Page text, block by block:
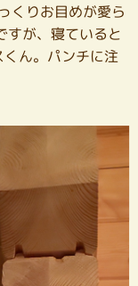
くりお目めが愛ら
が、寝ていると
ん。パンチに注